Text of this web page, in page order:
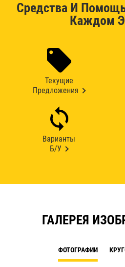
Средства И
Каждом
Текущие
Предложения
Варианты
Б/У
ГАЛЕРЕЯ
ФОТОГРАФИИ